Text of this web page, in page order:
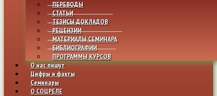
ПЕРЕВОДЫ
СТАТЬИ
ТЕЗИСЫ ДОКЛАДОВ
РЕЦЕНЗИИ
МАТЕРИАЛЫ СЕМИНАРА
БИБЛИОГРАФИИ
ПРОГРАММЫ КУРСОВ
О нас пишут
Цифры и факты
Семинары
О СОЦРЕЛЕ